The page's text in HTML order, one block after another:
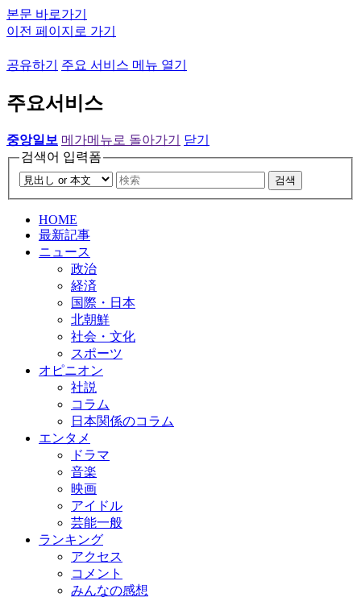
본문 바로가기
이전 페이지로 가기
공유하기 주요 서비스 메뉴 열기
주요서비스
중앙일보 메가메뉴로 돌아가기
닫기
검색어 입력폼
검색
HOME
最新記事
ニュース
政治
経済
国際・日本
北朝鮮
社会・文化
スポーツ
オピニオン
社説
コラム
日本関係のコラム
エンタメ
ドラマ
音楽
映画
アイドル
芸能一般
ランキング
アクセス
コメント
みんなの感想